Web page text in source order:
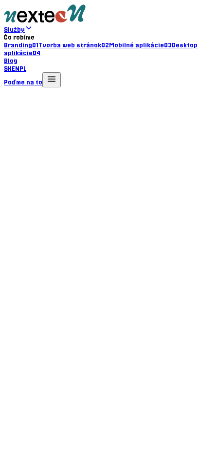
Služby
Čo robíme
Branding01Tvorba web stránok02Mobilné aplikácie03Desktop
aplikácie04
Blog
SKENPL
Poďme na to